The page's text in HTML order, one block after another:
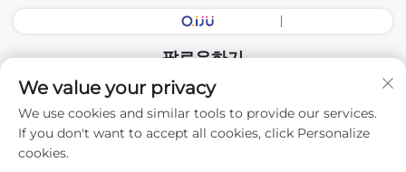
팔로우하기
Copyright © 2026 중국 광둥 전시회장 지능형 장비 유한회사. 모든 권리
보유. -개인정보 처리방침
We value your privacy
We use cookies and similar tools to provide our services.
If you don't want to accept all cookies, click Personalize
cookies.